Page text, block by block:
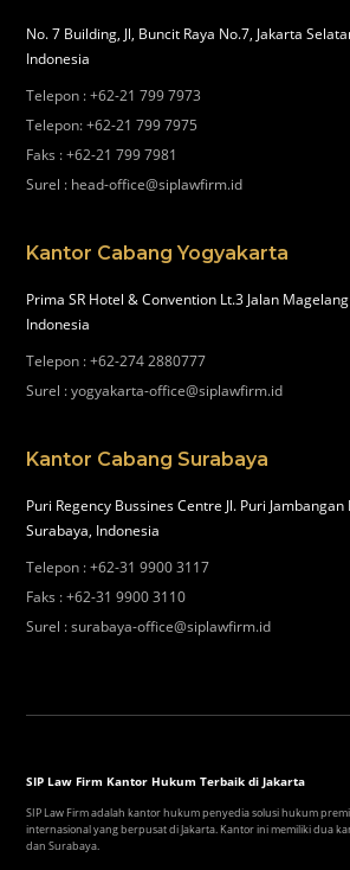
No. 7 Building, Jl, Buncit Raya No.7, Jakarta
Indonesia
Telepon :+62-21 799 7973
Telepon:+62-21 799 7975
Faks :+62-21 799 7981
Surel : head-office@siplawfirm.id
Kantor Cabang Yogyakarta
Prima SR Hotel & Convention Lt.3 Jalan
Indonesia
Telepon :+62-274 2880777
Surel :yogyakarta-office@siplawfirm.id
Kantor Cabang Surabaya
Puri Regency Bussines Centre Jl. Puri Jambangan
Surabaya, Indonesia
Telepon :+62-31 9900 3117
Faks :+62-31 9900 3110
Surel :surabaya-office@siplawfirm.id
SIP Law Firm Kantor Hukum Terbaik di Jakarta
SIP Law Firm adalah kantor hukum penyedia solusi hukum
internasional yang berpusat di Jakarta. Kantor ini memiliki dua
dan Surabaya.